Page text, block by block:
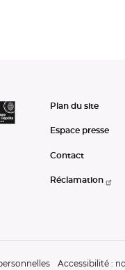
Plan du site
Espace presse
Contact
Réclamation
Accessibilité :